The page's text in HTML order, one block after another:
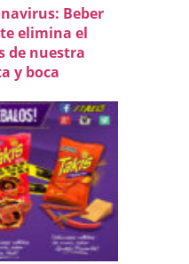
Beber
elimina el
de nuestra
y boca